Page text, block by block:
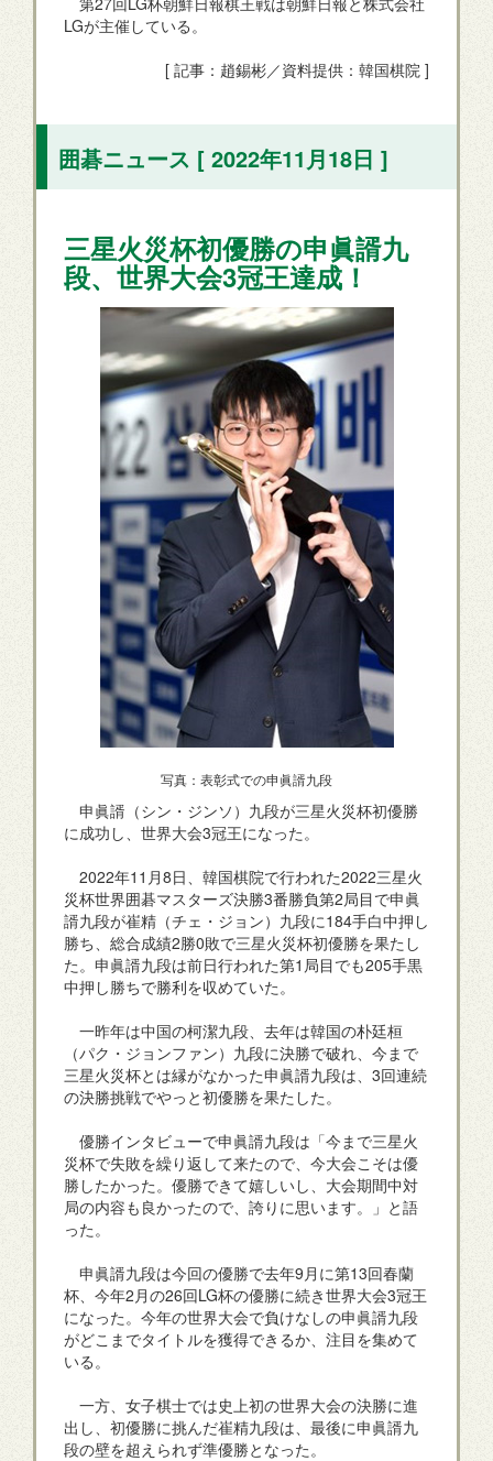
LGが主催している。
[ 記事：趙錫彬／資料提供：韓国棋院 ]
囲碁ニュース [ 2022年11月18日 ]
三星火災杯初優勝の申眞諝九
段、世界大会3冠王達成！
写真：表彰式での申眞諝九段
申眞諝（シン・ジンソ）九段が三星火災杯初優勝
に成功し、世界大会3冠王になった。
2022年11月8日、韓国棋院で行われた2022三星火
災杯世界囲碁マスターズ決勝3番勝負第2局目で申眞
諝九段が崔精（チェ・ジョン）九段に184手白中押し
勝ち、総合成績2勝0敗で三星火災杯初優勝を果たし
た。申眞諝九段は前日行われた第1局目でも205手黒
中押し勝ちで勝利を収めていた。
一昨年は中国の柯潔九段、去年は韓国の朴廷桓
（パク・ジョンファン）九段に決勝で破れ、今まで
三星火災杯とは縁がなかった申眞諝九段は、3回連続
の決勝挑戦でやっと初優勝を果たした。
優勝インタビューで申眞諝九段は「今まで三星火
災杯で失敗を繰り返して来たので、今大会こそは優
勝したかった。優勝できて嬉しいし、大会期間中対
局の内容も良かったので、誇りに思います。」と語
った。
申眞諝九段は今回の優勝で去年9月に第13回春蘭
杯、今年2月の26回LG杯の優勝に続き世界大会3冠王
になった。今年の世界大会で負けなしの申眞諝九段
がどこまでタイトルを獲得できるか、注目を集めて
いる。
一方、女子棋士では史上初の世界大会の決勝に進
出し、初優勝に挑んだ崔精九段は、最後に申眞諝九
段の壁を超えられず準優勝となった。